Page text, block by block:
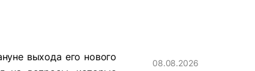
выхода его нового
08.08.2026